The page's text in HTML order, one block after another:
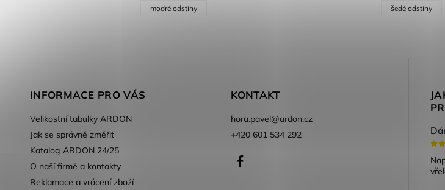
modré odstíny šedé odstíny
INFORMACE PRO VÁS
Velikostní tabulky ARDON
Jak se správně změřit
Katalog ARDON 24/25
O naší firmě a kontakty
Reklamace a vrácení zboží
KONTAKT
hora.pavel@ardon.cz
+420 601 534 292